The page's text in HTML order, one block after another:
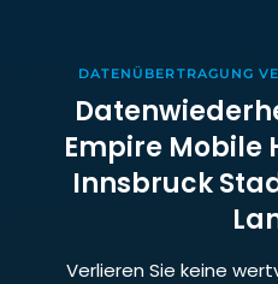
DATENÜBERTRAGUNG
Empire Mobile
Innsbruck
Verlieren Sie keine